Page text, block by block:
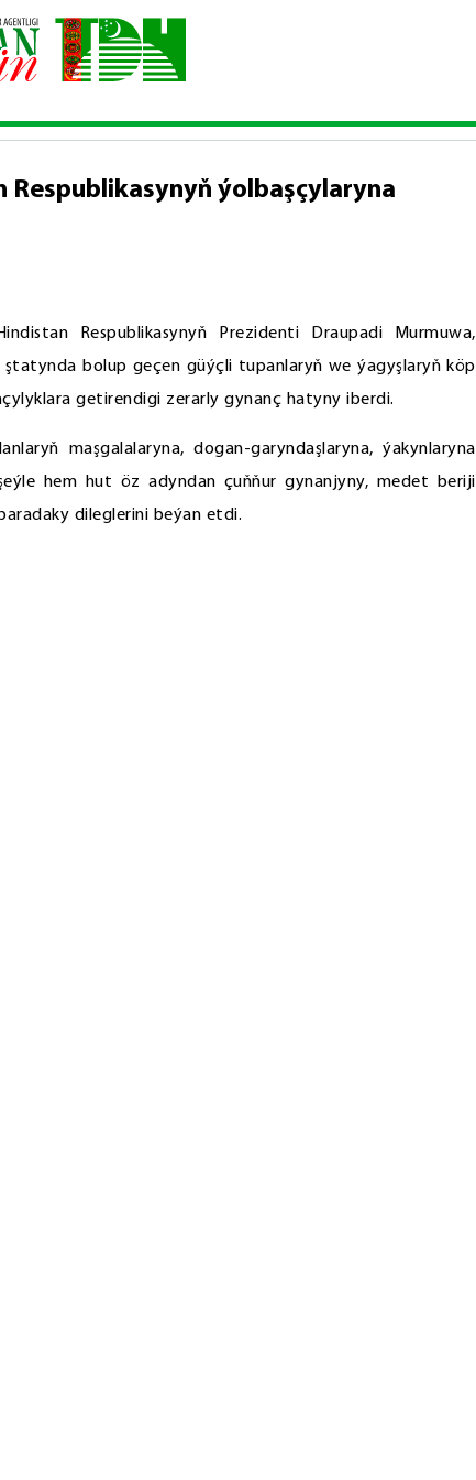
Hindistan Respublikasynyň ýolbaşçylaryna gynanç bildirdi
ýolbaşçylaryna
Respublikasynyň Prezidenti Draupadi Murmuwa,
bolup geçen güýçli tupanlaryň we ýagyşlaryň köp
getirendigi zerarly gynanç hatyny iberdi.
maşgalalaryna, dogan-garyndaşlaryna, ýakynlaryna
hem hut öz adyndan çuňňur gynanjyny, medet beriji
dileglerini beýan etdi.